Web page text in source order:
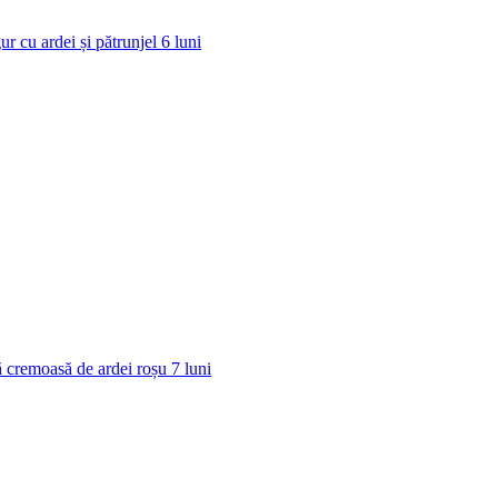
cu ardei și pătrunjel 6 luni
cremoasă de ardei roșu 7 luni